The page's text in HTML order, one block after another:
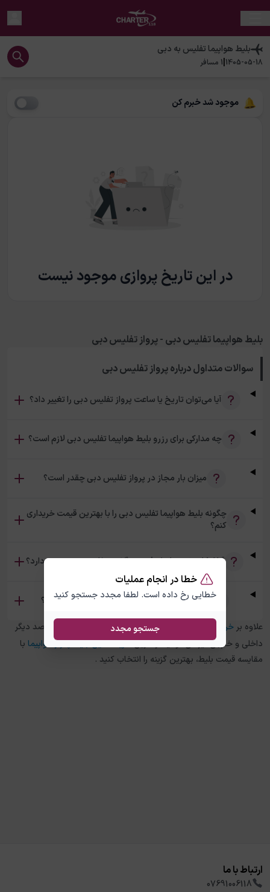
خطا در انجام عملیات
خطایی رخ داده است. لطفا مجدد جستجو کنید
جستجو مجدد
بلیط هواپیماتفلیس به دبی
1405-05-18
|
1 مسافر
موجود شد خبرم کن
در این تاریخ پروازی موجود نیست
بلیط هواپیما تفلیس دبی - پرواز تفلیس دبی
سوالات متداول دربارهپرواز تفلیس دبی
آیا می‌توان تاریخ یا ساعت پرواز تفلیس دبی را تغییر داد؟
چه مدارکی برای رزرو بلیط هواپیما تفلیس دبی لازم است؟
میزان بار مجاز در پرواز تفلیس دبی چقدر است؟
چگونه بلیط هواپیما تفلیس دبی را با بهترین قیمت خریداری
کنم؟
آیا امکان خرید بلیط رفت و برگشت تفلیس دبی وجود دارد؟
تفاوت بلیط چارتر و سیستمی تفلیس دبی چیست؟
علاوه بر خرید بلیط هواپیما تفلیسبهدبی
، در چارتر 118 برای مقاصد دیگر
داخلی و خارجی نیز می توانید از طریقخرید آنلاین بلیط چارتر هواپیما با
مقایسه قیمت بلیط، بهترین گزینه را انتخاب کنید .
ارتباط با ما
07691006118